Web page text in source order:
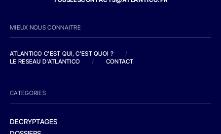
MIEUX NOUS CONNAITRE
ATLANTICO C'EST QUI, C'EST QUOI ?
/
LE RESEAU D'ATLANTICO
/ CONTACT
CATEGORIES
DECRYPTAGES